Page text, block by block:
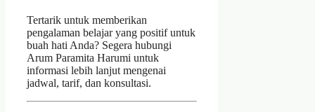
Tertarik untuk memberikan
pengalaman belajar yang positif untuk
buah hati Anda? Segera hubungi
Arum Paramita Harumi untuk
informasi lebih lanjut mengenai
jadwal, tarif, dan konsultasi.